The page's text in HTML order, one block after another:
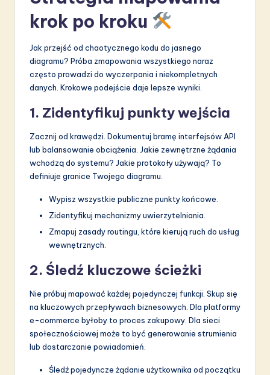
krok po kroku
Jak przejść od chaotycznego kodu do jasnego
diagramu? Próba zmapowania wszystkiego naraz
często prowadzi do wyczerpania i niekompletnych
danych. Krokowe podejście daje lepsze wyniki.
1. Zidentyfikuj punkty wejścia
Zacznij od krawędzi. Dokumentuj bramę interfejsów API
lub balansowanie obciążenia. Jakie zewnętrzne żądania
wchodzą do systemu? Jakie protokoły używają? To
definiuje granice Twojego diagramu.
Wypisz wszystkie publiczne punkty końcowe.
Zidentyfikuj mechanizmy uwierzytelniania.
Zmapuj zasady routingu, które kierują ruch do usług
wewnętrznych.
2. Śledź kluczowe ścieżki
Nie próbuj mapować każdej pojedynczej funkcji. Skup się
na kluczowych przepływach biznesowych. Dla platformy
e-commerce byłoby to proces zakupowy. Dla sieci
społecznościowej może to być generowanie strumienia
lub dostarczanie powiadomień.
Śledź pojedyncze żądanie użytkownika od początku